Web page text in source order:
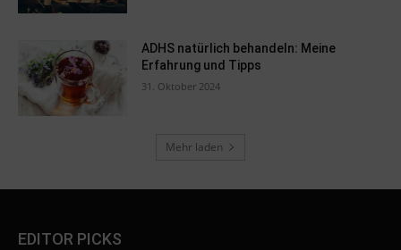
ADHS natürlich behandeln: Meine
Erfahrung und Tipps
31. Oktober 2024
Mehr laden
EDITOR PICKS